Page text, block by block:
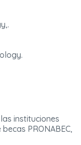
instituciones
PRONABEC,